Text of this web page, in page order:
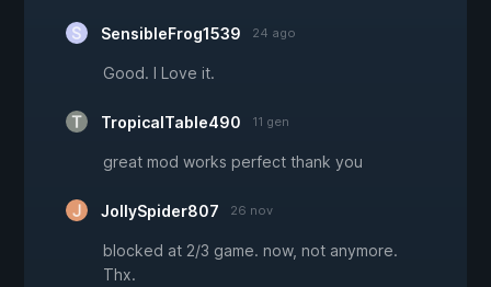
SensibleFrog1539 24 ago
Good. I Love it.
TropicalTable490 11 gen
great mod works perfect thank you
JollySpider807 26 nov
blocked at 2/3 game. now, not anymore.
Thx.